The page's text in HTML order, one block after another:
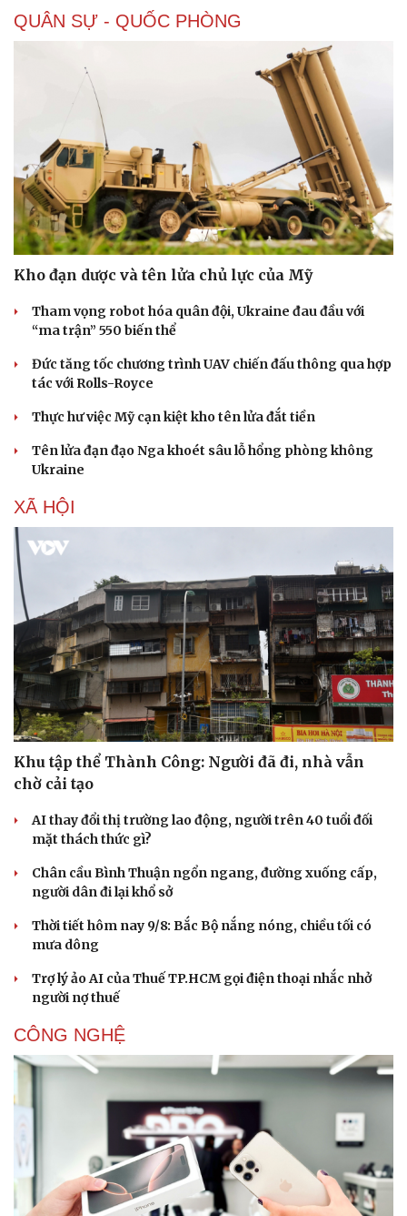
Sức khỏe
Dinh dưỡng - món ngon
Sản phụ khoa
Nam khoa
Làm đẹp - giảm cân
Phòng mạch online
Ăn sạch sống khỏe
Nhà đẹp
Tình yêu - Gia đình
QUÂN SỰ - QUỐC PHÒNG
Kho đạn dược và tên lửa chủ lực của Mỹ
Tham vọng robot hóa quân đội, Ukraine đau đầu với
“ma trận” 550 biến thể
Đức tăng tốc chương trình UAV chiến đấu thông qua hợp
tác với Rolls-Royce
Thực hư việc Mỹ cạn kiệt kho tên lửa đắt tiền
Tên lửa đạn đạo Nga khoét sâu lỗ hổng phòng không
Ukraine
XÃ HỘI
Khu tập thể Thành Công: Người đã đi, nhà vẫn
chờ cải tạo
AI thay đổi thị trường lao động, người trên 40 tuổi đối
mặt thách thức gì?
Chân cầu Bình Thuận ngổn ngang, đường xuống cấp,
người dân đi lại khổ sở
Thời tiết hôm nay 9/8: Bắc Bộ nắng nóng, chiều tối có
mưa dông
Trợ lý ảo AI của Thuế TP.HCM gọi điện thoại nhắc nhở
người nợ thuế
CÔNG NGHỆ